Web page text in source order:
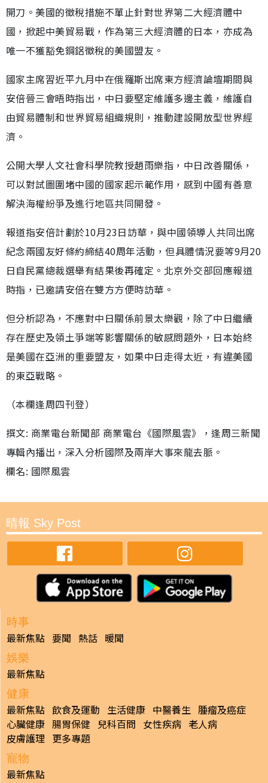
開刀。美國的徵稅措施不單止針對世界第二大經濟體中
國，掀起中美貿易戰，作為第三大經濟體的日本，亦成為
唯一不獲豁免鋼鋁徵稅的美國盟友。
國家主席習近平九月中在俄羅斯出席東方經濟論壇期間與
安倍晉三會晤時指出，中日要堅定維護多邊主義，維護自
由貿易體制和世界貿易組織規則，推動建設開放型世界經
濟。
公開大學人文社會科學院教授趙雨樂指，中日改善關係，
可以對試圖圍堵中國的國家起示範作用，感到中國有善意
解決海權紛爭及進行地區共同開發。
報道指安倍計劃於10月23日訪華，與中國領導人共同出席
紀念兩國友好條約締結40周年活動，但具體情況要等9月20
日自民黨總裁選舉有結果後再確定。北京外交部回應報道
時指，已邀請安倍在雙方方便時訪華。
但分析認為，不應對中日關係前景太樂觀，除了中日繼續
存在歷史及領土爭端等影響關係的敏感問題外，日本始終
是美國在亞洲的重要盟友，如果中日走得太近，有違美國
的東亞戰略。
（本欄逢周四刊登）
撰文: 商業電台新聞部 商業電台《國際風雲》，逢周三新聞
專輯內播出，深入分析國際及兩岸大事來龍去脈。
欄名: 國際風雲
晴報 Sky Post
時事
最新焦點 要聞 熱話 暖聞
娛樂
最新焦點
健康
最新焦點 飲食及運動 生活健康 中醫養生 腫瘤及癌症
心臟健康 腸胃保健 兒科百問 女性疾病 老人病
皮膚護理 更多專題
寵物
最新焦點